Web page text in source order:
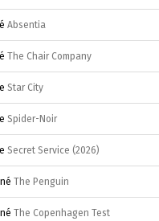
Absentia
The Chair Company
Star City
Spider-Noir
Secret Service (2026)
The Penguin
The Copenhagen Test